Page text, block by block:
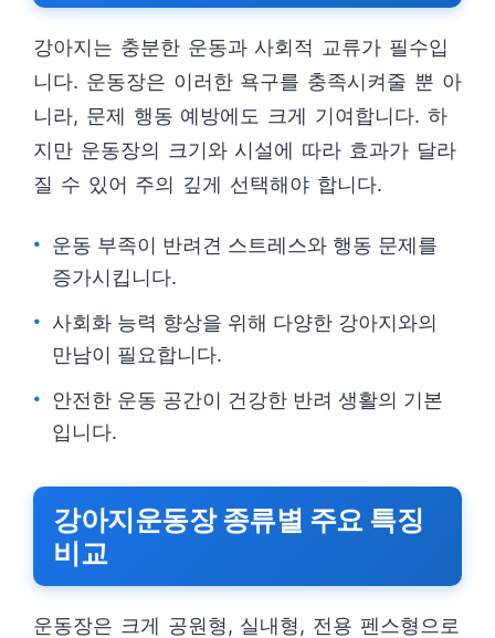
강아지는 충분한 운동과 사회적 교류가 필수입
니다. 운동장은 이러한 욕구를 충족시켜줄 뿐 아
니라, 문제 행동 예방에도 크게 기여합니다. 하
지만 운동장의 크기와 시설에 따라 효과가 달라
질 수 있어 주의 깊게 선택해야 합니다.
운동 부족이 반려견 스트레스와 행동 문제를
증가시킵니다.
사회화 능력 향상을 위해 다양한 강아지와의
만남이 필요합니다.
안전한 운동 공간이 건강한 반려 생활의 기본
입니다.
강아지운동장 종류별 주요 특징
비교
운동장은 크게 공원형, 실내형, 전용 펜스형으로